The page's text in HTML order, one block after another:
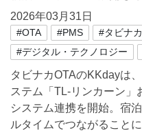
2026年03月31日
#OTA #PMS
#タビナカ
#デジタル・テクノロジー
タビナカOTAのKKdayは
ステム「TL-リンカーン
システム連携を開始。宿
ルタイムでつながることに